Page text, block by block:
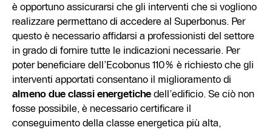
è opportuno assicurarsi che gli interventi che si vogliono
realizzare permettano di accedere al Superbonus. Per
questo è necessario affidarsi a professionisti del settore
in grado di fornire tutte le indicazioni necessarie. Per
poter beneficiare dell’Ecobonus 110% è richiesto che gli
interventi apportati consentano il miglioramento di
almeno due classi energetiche dell’edificio. Se ciò non
fosse possibile, è necessario certificare il
conseguimento della classe energetica più alta,